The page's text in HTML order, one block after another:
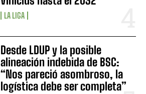
LA LIGA
Desde LDUP y la posible
alineación indebida de BSC:
“Nos pareció asombroso, la
logística debe ser completa”